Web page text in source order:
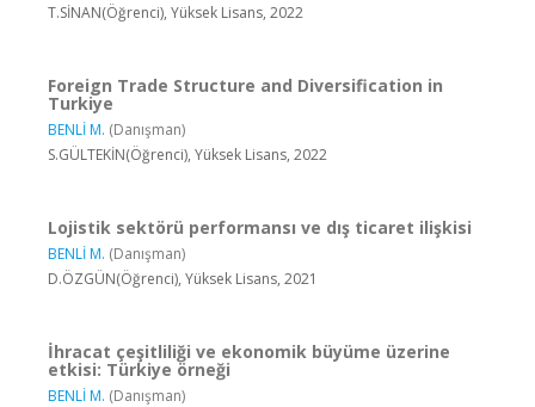
T.SİNAN(Öğrenci), Yüksek Lisans, 2022
Foreign Trade Structure and Diversification in
Turkiye
BENLİ M. (Danışman)
S.GÜLTEKİN(Öğrenci), Yüksek Lisans, 2022
Lojistik sektörü performansı ve dış ticaret ilişkisi
BENLİ M. (Danışman)
D.ÖZGÜN(Öğrenci), Yüksek Lisans, 2021
İhracat çeşitliliği ve ekonomik büyüme üzerine
etkisi: Türkiye örneği
BENLİ M. (Danışman)